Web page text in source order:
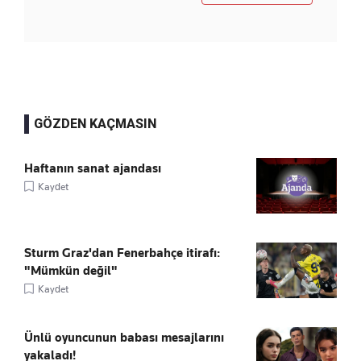
GÖZDEN KAÇMASIN
Haftanın sanat ajandası
Kaydet
Sturm Graz'dan Fenerbahçe itirafı:
"Mümkün değil"
Kaydet
Ünlü oyuncunun babası mesajlarını
yakaladı!